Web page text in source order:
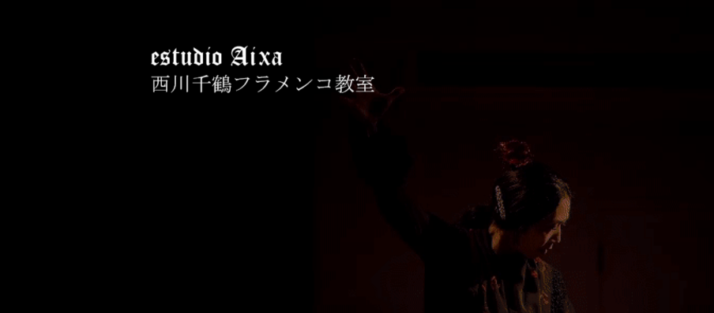
西川千鶴フラメンコ教室 ESTUDIO AIXA
初心者からプロを目指す貴女をお待ちしております。